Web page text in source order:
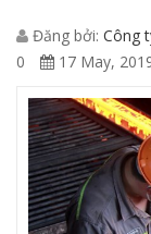
Đăng bởi: Công
0
17 May,